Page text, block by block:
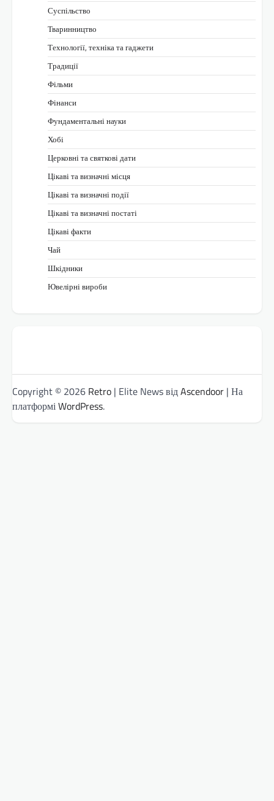
Суспільство
Тваринництво
Технології, техніка та гаджети
Традиції
Фільми
Фінанси
Фундаментальні науки
Хобі
Церковні та святкові дати
Цікаві та визначні місця
Цікаві та визначні події
Цікаві та визначні постаті
Цікаві факти
Чай
Шкідники
Ювелірні вироби
Copyright © 2026 Retro | Elite News відAscendoor | На
платформіWordPress.